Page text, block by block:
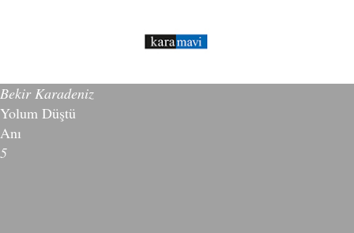
Bekir Karadeniz
Yolum Düştü
Anı
5